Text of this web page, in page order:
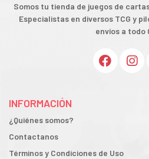
Somos tu tienda de juegos de
Especialistas en diversos TCG y
envíos a todo
INFORMACIÓN
¿Quiénes somos?
Contactanos
Términos y Condiciones de Uso